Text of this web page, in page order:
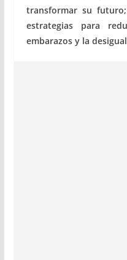
transformar su
estrategias para
embarazos y la